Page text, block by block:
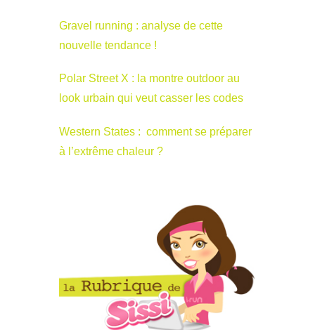
Gravel running : analyse de cette
nouvelle tendance !
Polar Street X : la montre outdoor au
look urbain qui veut casser les codes
Western States : comment se préparer
à l’extrême chaleur ?